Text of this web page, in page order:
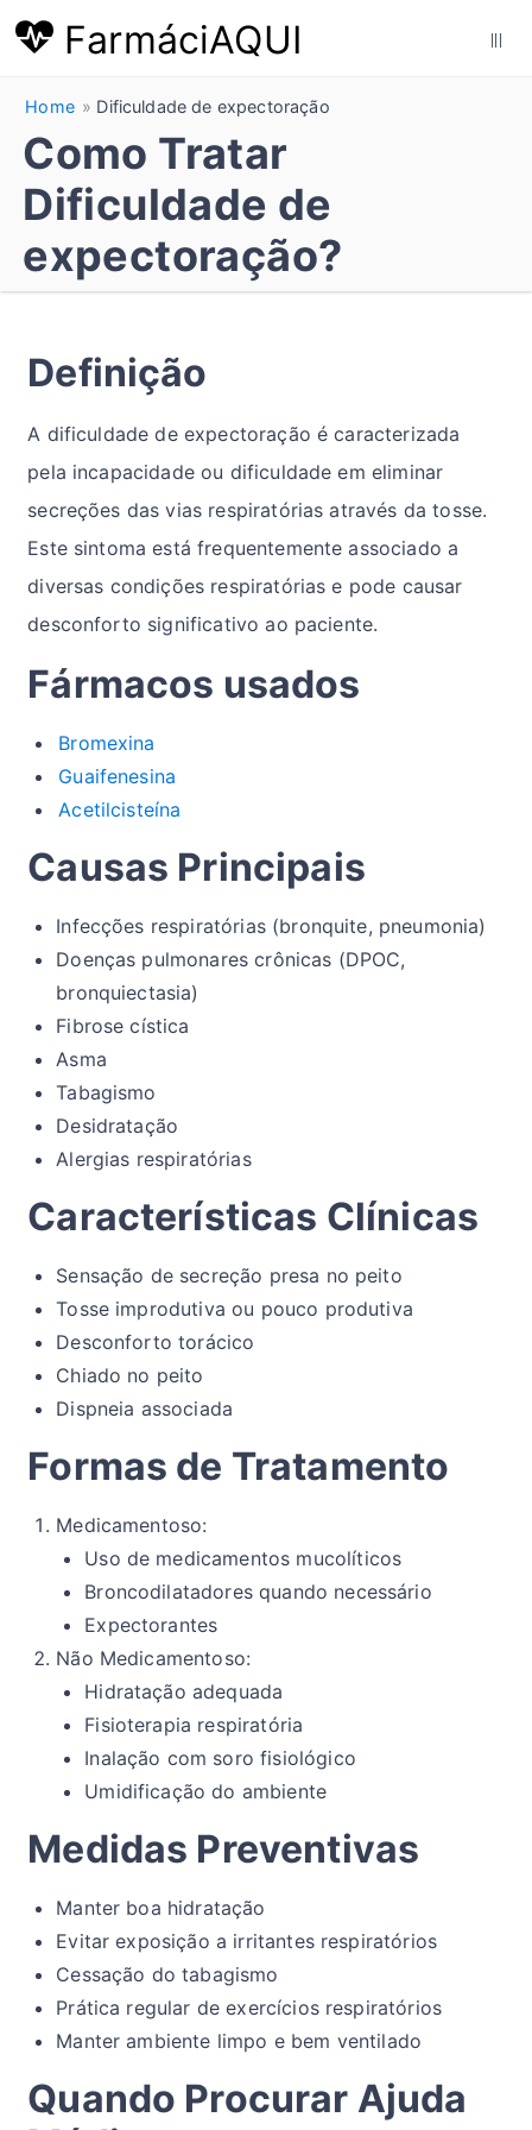
FarmáciAQUI
Home Dificuldade de expectoração
Como Tratar
Dificuldade de
expectoração?
Definição
A dificuldade de expectoração é caracterizada
pela incapacidade ou dificuldade em eliminar
secreções das vias respiratórias através da tosse.
Este sintoma está frequentemente associado a
diversas condições respiratórias e pode causar
desconforto significativo ao paciente.
Fármacos usados
Bromexina
Guaifenesina
Acetilcisteína
Causas Principais
Infecções respiratórias (bronquite, pneumonia)
Doenças pulmonares crônicas (DPOC,
bronquiectasia)
Fibrose cística
Asma
Tabagismo
Desidratação
Alergias respiratórias
Características Clínicas
Sensação de secreção presa no peito
Tosse improdutiva ou pouco produtiva
Desconforto torácico
Chiado no peito
Dispneia associada
Formas de Tratamento
Medicamentoso:
Uso de medicamentos mucolíticos
Broncodilatadores quando necessário
Expectorantes
Não Medicamentoso:
Hidratação adequada
Fisioterapia respiratória
Inalação com soro fisiológico
Umidificação do ambiente
Medidas Preventivas
Manter boa hidratação
Evitar exposição a irritantes respiratórios
Cessação do tabagismo
Prática regular de exercícios respiratórios
Manter ambiente limpo e bem ventilado
Quando Procurar Ajuda